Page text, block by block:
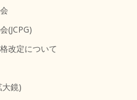
(JCPG)
改定について
鏡)